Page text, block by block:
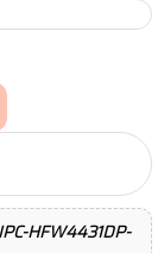
HFW4431DP-